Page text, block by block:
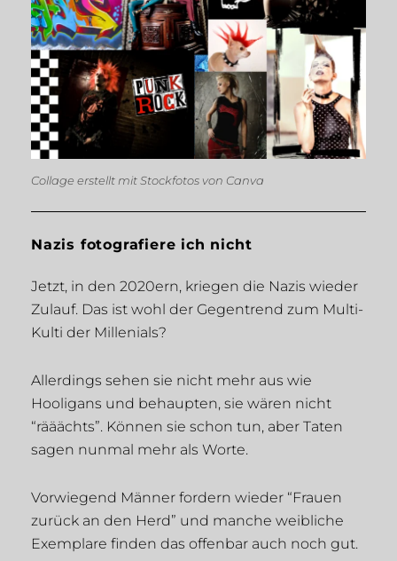
Collage erstellt mit Stockfotos von Canva
Nazis fotografiere ich nicht
Jetzt, in den 2020ern, kriegen die Nazis wieder
Zulauf. Das ist wohl der Gegentrend zum Multi-
Kulti der Millenials?
Allerdings sehen sie nicht mehr aus wie
Hooligans und behaupten, sie wären nicht
“rääächts”. Können sie schon tun, aber Taten
sagen nunmal mehr als Worte.
Vorwiegend Männer fordern wieder “Frauen
zurück an den Herd” und manche weibliche
Exemplare finden das offenbar auch noch gut.